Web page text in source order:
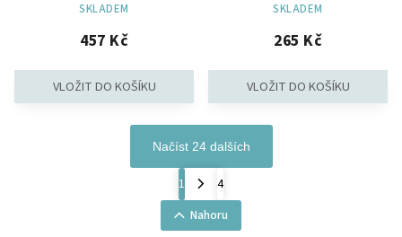
SKLADEM
457 Kč
SKLADEM
265 Kč
Načíst 24 dalších
1
4
Nahoru